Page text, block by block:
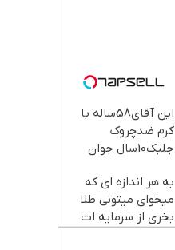
این آقای58ساله با
کرم ضدچروک
جلبک10سال جوان
تخفیف)
به هر اندازه ای که
میخوای میتونی طلا
بخری از سرمایه ات